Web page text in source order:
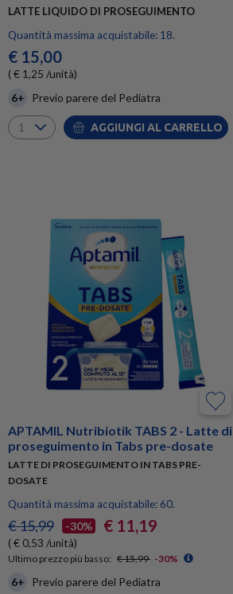
LATTE LIQUIDO DI PROSEGUIMENTO
Quantità massima acquistabile: 18.
€ 15,00
( € 1,25 /unità)
6+ Previo parere del Pediatra
AGGIUNGI AL CARRELLO
APTAMIL Nutribiotik TABS 2 - Latte di
proseguimento in Tabs pre-dosate
LATTE DI PROSEGUIMENTO IN TABS PRE-
DOSATE
Quantità massima acquistabile: 60.
€ 15,99 -30% € 11,19
( € 0,53 /unità)
Ultimo prezzo più basso: € 15,99 -30%
6+ Previo parere del Pediatra